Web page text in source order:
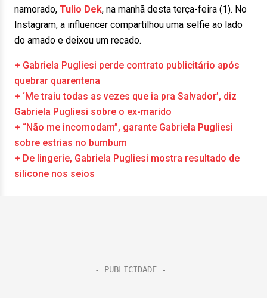
namorado, Tulio Dek, na manhã desta terça-feira (1). No
Instagram, a influencer compartilhou uma selfie ao lado
do amado e deixou um recado.
+ Gabriela Pugliesi perde contrato publicitário após
quebrar quarentena
+ ‘Me traiu todas as vezes que ia pra Salvador’, diz
Gabriela Pugliesi sobre o ex-marido
+ “Não me incomodam”, garante Gabriela Pugliesi
sobre estrias no bumbum
+ De lingerie, Gabriela Pugliesi mostra resultado de
silicone nos seios